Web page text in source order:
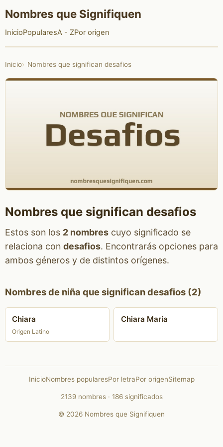
Nombres que Signifiquen
InicioPopularesA - ZPor origen
Inicio Nombres que significan desafios
Nombres que significan desafios
Estos son los 2 nombrescuyo significado se
relaciona con desafios. Encontrarás opciones para
ambos géneros y de distintos orígenes.
Nombres de niña que significan desafios (2)
Chiara
Origen Latino
Chiara María
InicioNombres popularesPor letraPor origenSitemap
2139 nombres · 186 significados
© 2026 Nombres que Signifiquen